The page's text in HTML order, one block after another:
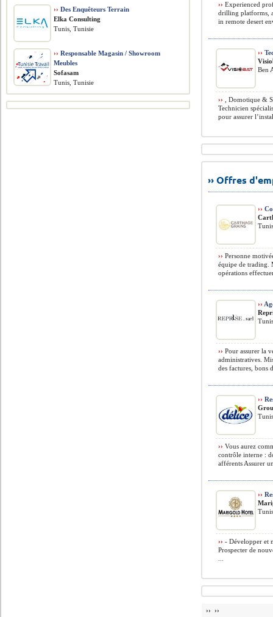
›› Experienced
drilling platforms,
in remote desert
››
Ben
››
, Domotique &
Technicien
pour assurer
›› Offres
››
›› Personne
équipe de trading.
opérations
››
›› Pour assurer la
administratives.
des factures, bons
››
›› Vous aurez
contrôle interne :
afférents Assurer
››
›› - Développer et
Prospecter de
›› ››
›› Des Enquêteurs Terrain
Elka Consulting
Tunis, Tunisie
›› Responsable Magasin / Showroom
Meubles
Sofasam
Tunis, Tunisie